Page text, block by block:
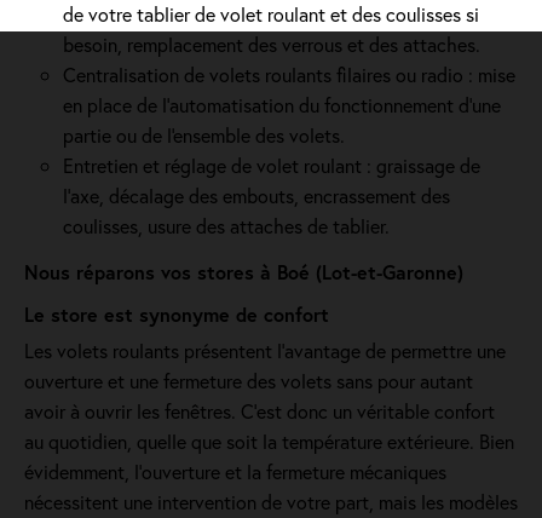
de votre tablier de volet roulant et des coulisses si
besoin, remplacement des verrous et des attaches.
Centralisation de volets roulants filaires ou radio : mise
en place de l'automatisation du fonctionnement d’une
partie ou de l'ensemble des volets.
Entretien et réglage de volet roulant : graissage de
l’axe, décalage des embouts, encrassement des
coulisses, usure des attaches de tablier.
Nous réparons vos stores à Boé (Lot-et-Garonne)
Le store est synonyme de confort
Les volets roulants présentent l'avantage de permettre une
ouverture et une fermeture des volets sans pour autant
avoir à ouvrir les fenêtres. C’est donc un véritable confort
au quotidien, quelle que soit la température extérieure. Bien
évidemment, l’ouverture et la fermeture mécaniques
nécessitent une intervention de votre part, mais les modèles